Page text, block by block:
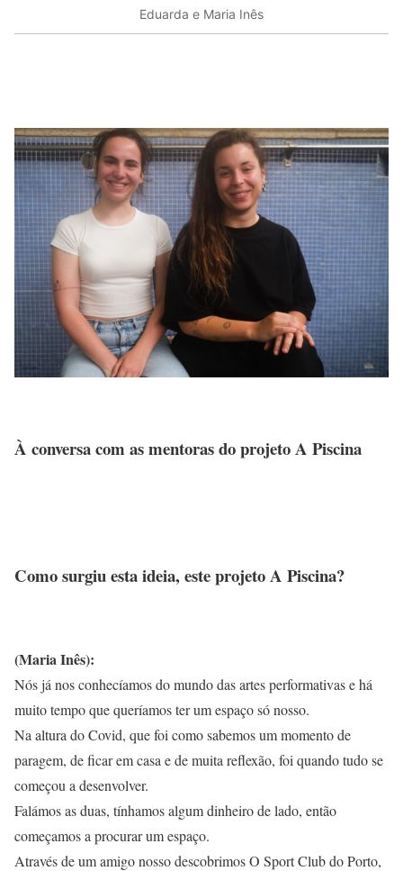
Eduarda e Maria Inês
À conversa com as mentoras do projeto A Piscina
Como surgiu esta ideia, este projeto A Piscina?
(Maria Inês):
Nós já nos conhecíamos do mundo das artes performativas e há
muito tempo que queríamos ter um espaço só nosso.
Na altura do Covid, que foi como sabemos um momento de
paragem, de ficar em casa e de muita reflexão, foi quando tudo se
começou a desenvolver.
Falámos as duas, tínhamos algum dinheiro de lado, então
começamos a procurar um espaço.
Através de um amigo nosso descobrimos O Sport Club do Porto,